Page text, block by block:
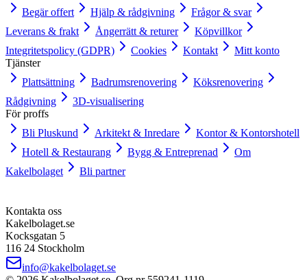
Begär offert
Hjälp & rådgivning
Frågor & svar
Leverans & frakt
Ångerrätt & returer
Köpvillkor
Integritetspolicy (GDPR)
Cookies Kontakt
Mitt konto
Tjänster
Plattsättning
Badrumsrenovering
Köksrenovering
Rådgivning
3D-visualisering
För proffs
Bli Pluskund
Arkitekt & Inredare
Kontor & Kontorshotell
Hotell & Restaurang
Bygg & Entreprenad
Om
Kakelbolaget
Bli partner
Kontakta oss
Kakelbolaget.se
Kocksgatan 5
116 24 Stockholm
info@kakelbolaget.se